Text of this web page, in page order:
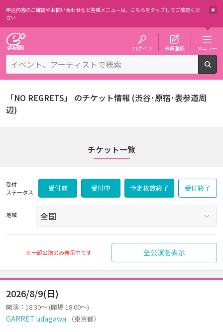
申込内容のご確認やお問い合わせなど各種メニューは、 こちらをタップしてご確認くだ
さい
ログイン 会員登録 メニュー
「NO REGRETS」 のチケット情報 (渋谷･原宿･表参道周
辺)
チケット一覧
受付
ステータス
受付前 受付中 予定枚数終了 受付終了
地域
※一部公演のみ表示中です 全公演を表示
2026/8/9(日)
開演：18:30～ (開場 18:00～)
GARRET udagawa （東京都）